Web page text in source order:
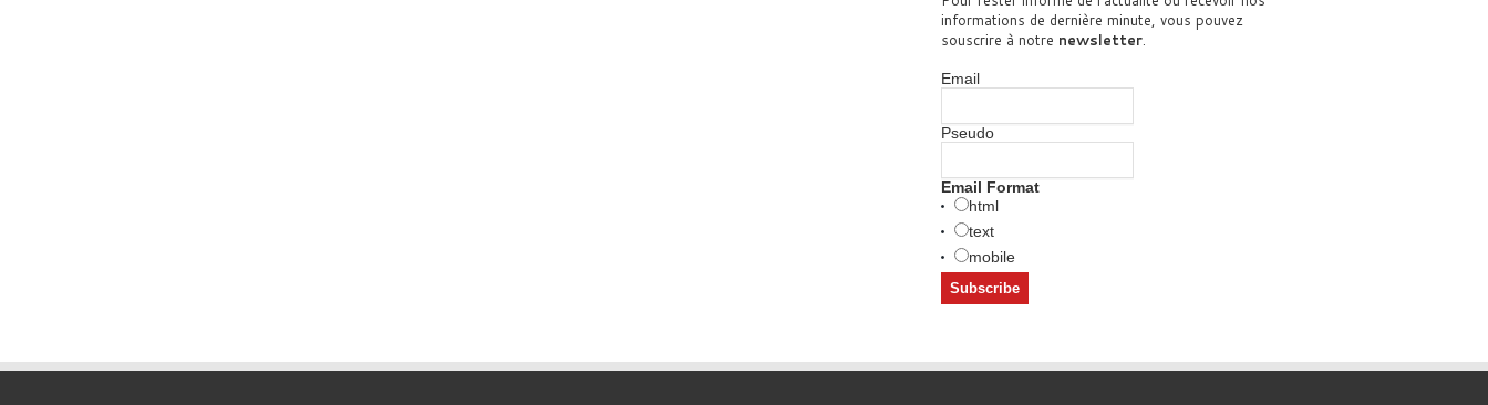
informations de dernière minute, vous pouvez
souscrire à notre newsletter.
Email
Pseudo
Email Format
html
text
mobile